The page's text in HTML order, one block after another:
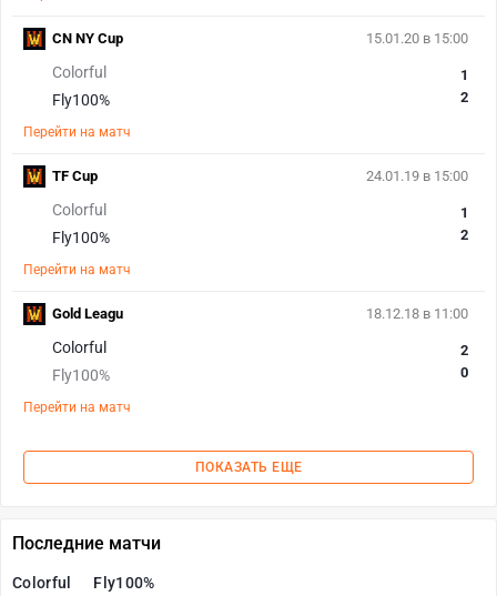
15.01.20 в 15:00
Colorful
Fly100%
1
2
Перейти на матч
CN NY Cup
24.01.19 в 15:00
Colorful
Fly100%
1
2
Перейти на матч
TF Cup
18.12.18 в 11:00
Colorful
Fly100%
2
0
Перейти на матч
Gold Leagu
ПОКАЗАТЬ ЕЩЕ
Последние матчи
Colorful Fly100%